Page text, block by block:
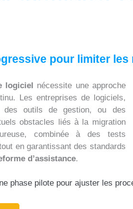
pour limiter les
logiciel
nécessite une approche
Les entreprises de logiciels,
des outils de gestion, ou des
obstacles liés à la migration
combinée à des tests
en garantissant des standards
d’assistance.
phase pilote pour ajuster les